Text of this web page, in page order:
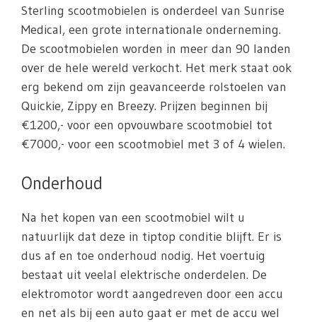
Sterling scootmobielen is onderdeel van Sunrise
Medical, een grote internationale onderneming.
De scootmobielen worden in meer dan 90 landen
over de hele wereld verkocht. Het merk staat ook
erg bekend om zijn geavanceerde rolstoelen van
Quickie, Zippy en Breezy. Prijzen beginnen bij
€1200,- voor een opvouwbare scootmobiel tot
€7000,- voor een scootmobiel met 3 of 4 wielen.
Onderhoud
Na het kopen van een scootmobiel wilt u
natuurlijk dat deze in tiptop conditie blijft. Er is
dus af en toe onderhoud nodig. Het voertuig
bestaat uit veelal elektrische onderdelen. De
elektromotor wordt aangedreven door een accu
en net als bij een auto gaat er met de accu wel